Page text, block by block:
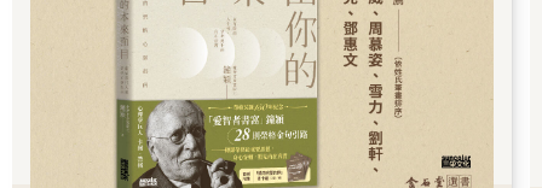
這真是一個動人的教化，苦瓜的本質是苦的，不會因聖水、
聖殿而改變；情愛是苦的，由情愛產生的生命本質也是苦的，這
一點，即使是修行者也不可能改變，何況是凡夫俗子！
曾經嘗過情感與生命的大苦的人，並不能告訴別人失戀是該
歡喜的事，因為它就是那麼苦，這一個層次是永不會變的。可是
不吃苦瓜的人，永遠不會知道苦瓜是苦的。一般人只要有苦的準
備，煮熟了這苦瓜，吃它的時候第一口苦，第二三口就不會那麼